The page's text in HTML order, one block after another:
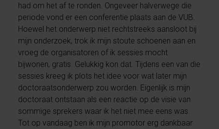
had om het af te ronden. Ongeveer halverwege die
periode vond er een conferentie plaats aan de VUB.
Hoewel het onderwerp niet rechtstreeks aansloot bij
mijn onderzoek, trok ik mijn stoute schoenen aan en
vroeg de organisatoren of ik sessies mocht
bijwonen, gratis. Gelukkig kon dat. Tijdens een van die
sessies kreeg ik plots het idee voor wat later mijn
doctoraatsonderwerp zou worden. Eigenlijk is mijn
doctoraat ontstaan als een reactie op de visie van
sommige sprekers waar ik het niet mee eens was.
Tot op vandaag ben ik mijn promotor erg dankbaar